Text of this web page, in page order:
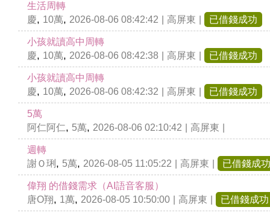
生活周轉
慶, 10萬, 2026-08-06 08:42:42 高屏東 已借錢成功
小孩就讀高中周轉
慶, 10萬, 2026-08-06 08:42:38 高屏東 已借錢成功
小孩就讀高中周轉
慶, 10萬, 2026-08-06 08:42:32 高屏東 已借錢成功
5萬
阿仁阿仁, 5萬, 2026-08-06 02:10:42 高屏東
週轉
謝Ｏ琍 , 5萬, 2026-08-05 11:05:22 高屏東 已借錢成功
偉翔 的借錢需求（AI語音客服）
唐O翔, 1萬, 2026-08-05 10:50:00 高屏東 已借錢成功